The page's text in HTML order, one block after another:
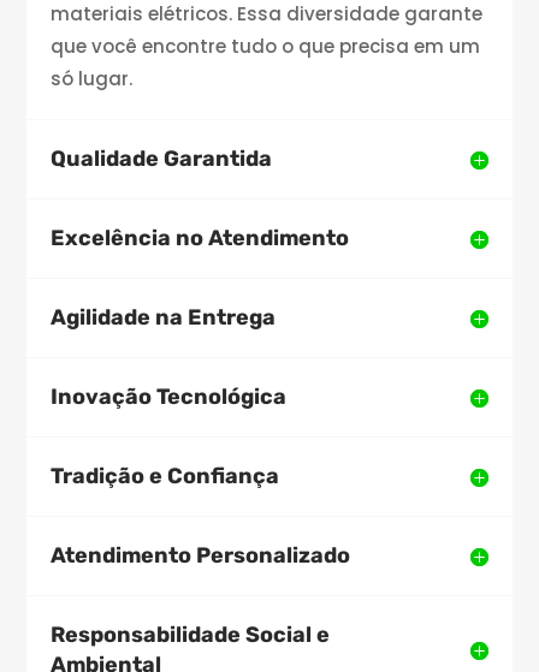
materiais elétricos. Essa diversidade garante
que você encontre tudo o que precisa em um
só lugar.
Qualidade Garantida
Excelência no Atendimento
Agilidade na Entrega
Inovação Tecnológica
Tradição e Confiança
Atendimento Personalizado
Responsabilidade Social e
Ambiental